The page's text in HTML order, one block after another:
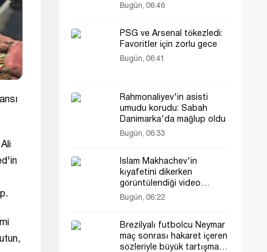
Bugün, 06:46
PSG ve Arsenal tökezledi:
Favoritler için zorlu gece
Bugün, 06:41
Rahmonaliyev'in asisti
umudu korudu: Sabah
Danimarka'da mağlup oldu
Bugün, 06:33
Islam Makhachev'in
kıyafetini dikerken
görüntülendiği video
hayranlarını şaşırttı (video)
Bugün, 06:22
Brezilyalı futbolcu Neymar
maç sonrası hakaret içeren
sözleriyle büyük tartışma